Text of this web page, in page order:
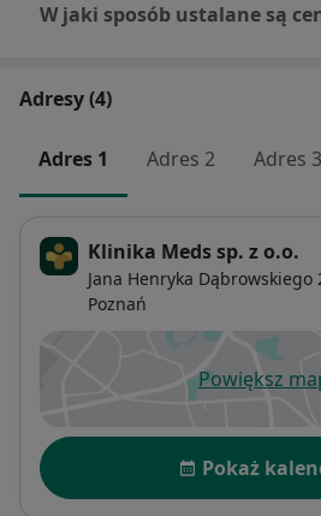
W jaki sposób ustalane są
Adresy (4)
Adres 1 Adres 2 Adres 3
Klinika Meds sp. z o.o.
Jana Henryka Dąbrowskiego
Poznań
Powiększ
Dostępność
Pokaż